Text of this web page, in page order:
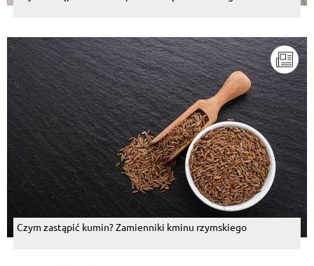
Czym zastąpić kumin? Zamienniki kminu rzymskiego